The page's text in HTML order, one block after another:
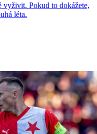
vyživit. Pokud to dokážete,
léta.